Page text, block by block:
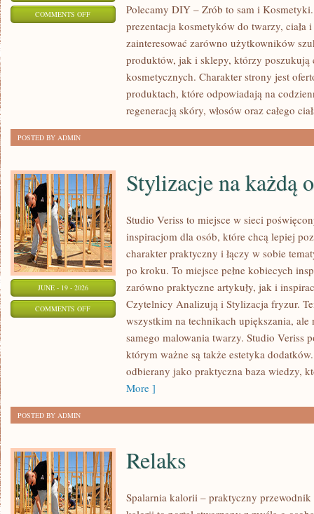
COMMENTS OFFON
Polecamy DIY – Zrób to sam i
prezentacja kosmetyków do twarzy, ciała
zainteresować zarówno użytkowników
produktów, jak i sklepy, którzy poszukują
kosmetycznych. Charakter strony jest
produktach, które odpowiadają na
regeneracją skóry, włosów oraz całego
POSTED BY ADMIN
JUNE - 19 - 2026
COMMENTS OFFON
STYLIZACJE
Stylizacje na każdą
Studio Veriss to miejsce w sieci
inspiracjom dla osób, które chcą lepiej
charakter praktyczny i łączy w sobie
po kroku. To miejsce pełne kobiecych
zarówno praktyczne artykuły, jak i
Czytelnicy Analizują i Stylizacja fryzur.
wszystkim na technikach upiększania, ale
samego malowania twarzy. Studio Veriss
którym ważne są także estetyka
odbierany jako praktyczna baza wiedzy,
More ]
POSTED BY ADMIN
Relaks
Spalarnia kalorii – praktyczny